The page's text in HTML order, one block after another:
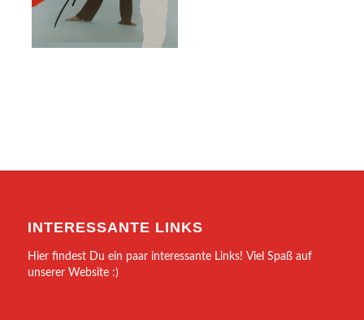
INTERESSANTE LINKS
Hier findest Du ein paar interessante Links! Viel Spaß auf
unserer Website :)